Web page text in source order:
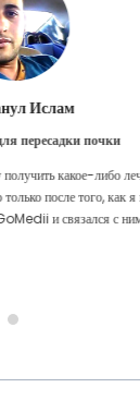
почки
какое-либо лечение
после того, как я по
и связался с ними.